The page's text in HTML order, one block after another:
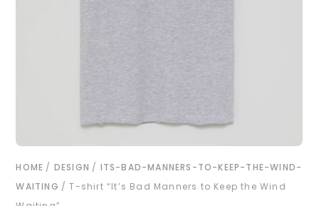
HOME / DESIGN / ITS-BAD-MANNERS-TO-KEEP-THE-WIND-
WAITING / T-shirt “It’s Bad Manners to Keep the Wind